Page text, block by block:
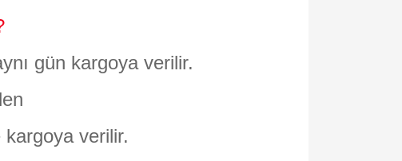
gün kargoya verilir.
verilir.